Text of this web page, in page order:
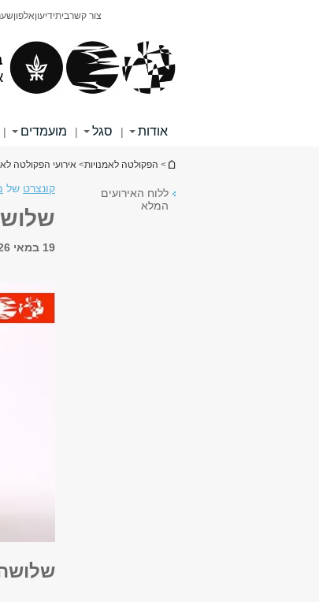
צור קשרביתידיעוןאלפון
אודות | סגל | מועמדים |
הינך נמצא כאן
> הפקולטה לאמנויות> אירועי הפקולטה
ללוח האירועים
המלא
קונצרט של
19 במאי 2026, 19:00